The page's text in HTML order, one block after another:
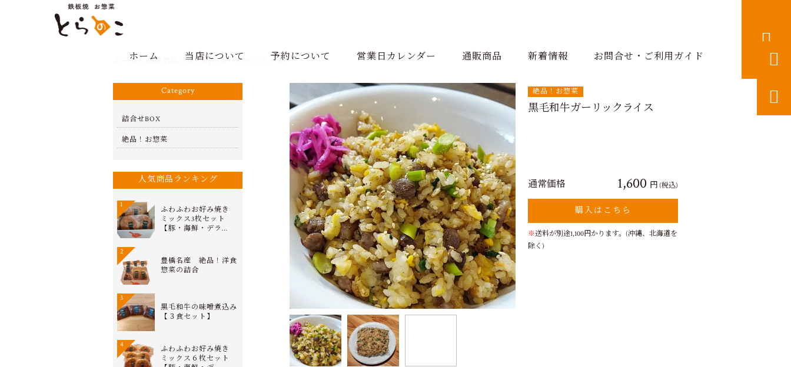
ホーム 当店について 予約について 営業日カレンダー 通販商品 新着情報 お問合せ・ご利用ガイド

ホーム 通販商品 >黒毛和牛ガーリックライス
絶品！お惣菜
黒毛和牛ガーリックライス
通常価格 1,600 円 (税込)
購入はこちら
※送料が別途1,100円かります。(沖縄、北海道を
除く)
Category
詰合せBOX
絶品！お惣菜
人気商品ランキング
ふわふわお好み焼き
ミックス3枚セット
【豚・海鮮・デラ…
1
豊橋名産 絶品！洋食
惣菜の詰合
2
黒毛和牛の味噌煮込み
【３食セット】
3
ふわふわお好み焼き
ミックス６枚セット
4

